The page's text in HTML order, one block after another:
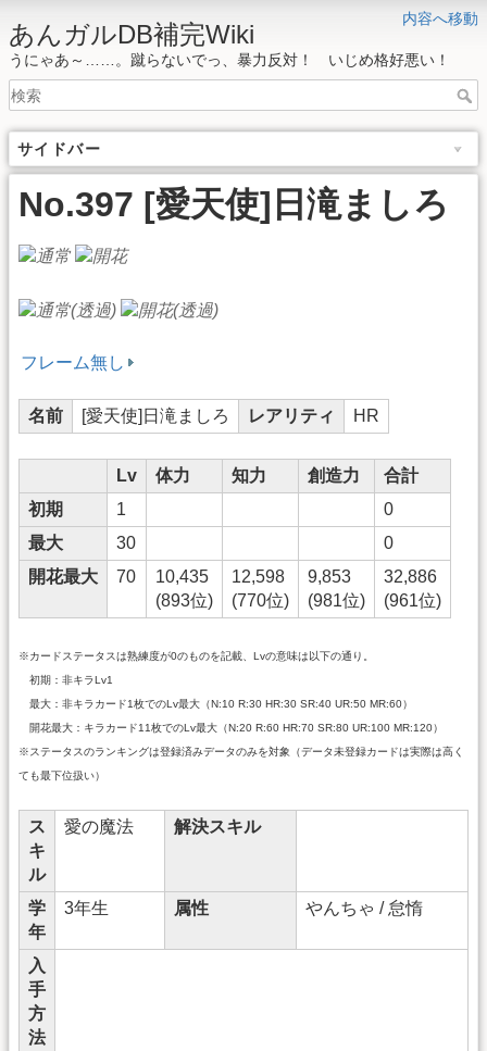
内容へ移動
あんガルDB補完Wiki
うにゃあ～……。蹴らないでっ、暴力反対！ いじめ格好悪い！
サイドバー
No.397 [愛天使]日滝ましろ
フレーム無し
名前 [愛天使]日滝ましろ レアリティ HR
Lv 体力 知力 創造力
合計
初期
1
0
最大
30
0
開花最大
70
10,435
(893位)
12,598
(770位)
9,853
(981位)
32,886
(961位)
※カードステータスは熟練度が0のものを記載、Lvの意味は以下の通り。
初期：非キラLv1
最大：非キラカード1枚でのLv最大（N:10 R:30 HR:30 SR:40 UR:50 MR:60）
開花最大：キラカード11枚でのLv最大（N:20 R:60 HR:70 SR:80 UR:100 MR:120）
※ステータスのランキングは登録済みデータのみを対象（データ未登録カードは実際は高く
ても最下位扱い）
ス
キ
ル
愛の魔法 解決スキル
学
年
3年生 属性 やんちゃ / 怠惰
入
手
方
法